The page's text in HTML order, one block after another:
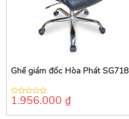
Ghế giám đốc Hòa Phát SG718
0
of
1.956.000 ₫